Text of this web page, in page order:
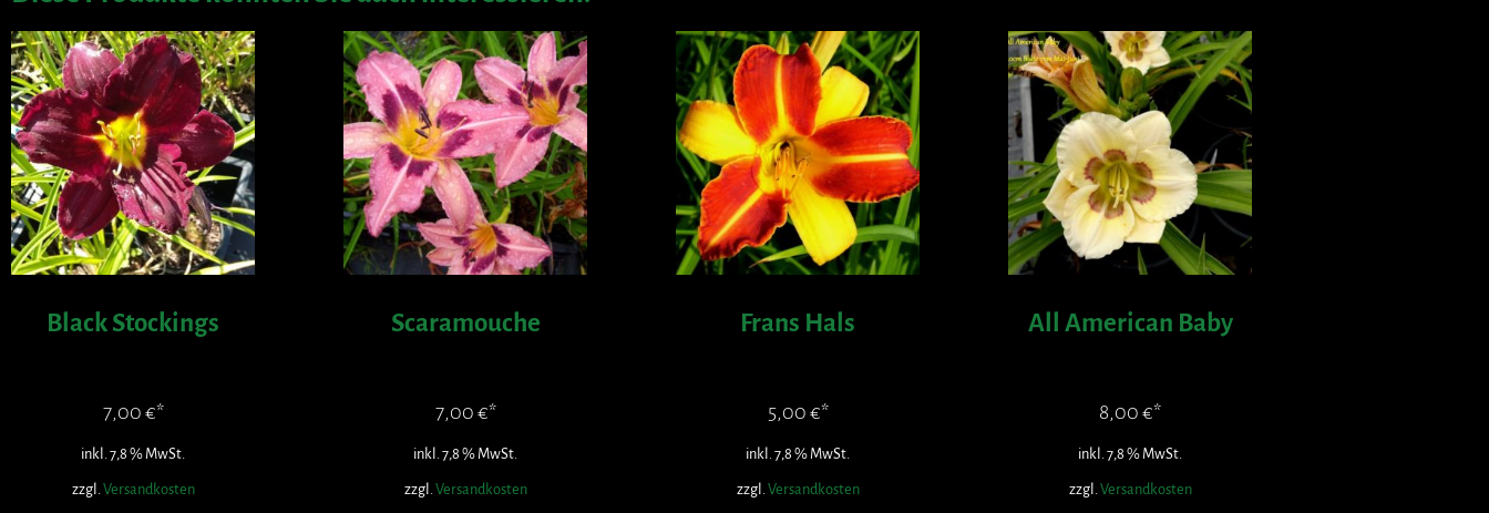
Black Stockings
7,00 €
inkl. 7,8 % MwSt.
zzgl. Versandkosten
Scaramouche
7,00 €
inkl. 7,8 % MwSt.
zzgl. Versandkosten
Frans Hals
5,00 €
inkl. 7,8 % MwSt.
zzgl. Versandkosten
All American Baby
8,00 €
inkl. 7,8 % MwSt.
zzgl. Versandkosten